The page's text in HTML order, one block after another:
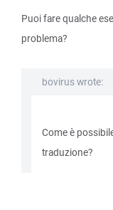
Puoi fare qualche
problema?
bovirus wrote:
Come è
traduzione?